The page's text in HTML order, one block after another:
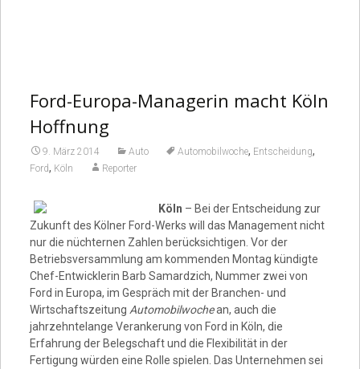
Ford-Europa-Managerin macht Köln
Hoffnung
9. März 2014 Auto Automobilwoche, Entscheidung,
Ford, Köln Reporter
Köln – Bei der Entscheidung zur
Zukunft des Kölner Ford-Werks will das Management nicht
nur die nüchternen Zahlen berücksichtigen. Vor der
Betriebsversammlung am kommenden Montag kündigte
Chef-Entwicklerin Barb Samardzich, Nummer zwei von
Ford in Europa, im Gespräch mit der Branchen- und
Wirtschaftszeitung Automobilwochean, auch die
jahrzehntelange Verankerung von Ford in Köln, die
Erfahrung der Belegschaft und die Flexibilität in der
Fertigung würden eine Rolle spielen. Das Unternehmen sei